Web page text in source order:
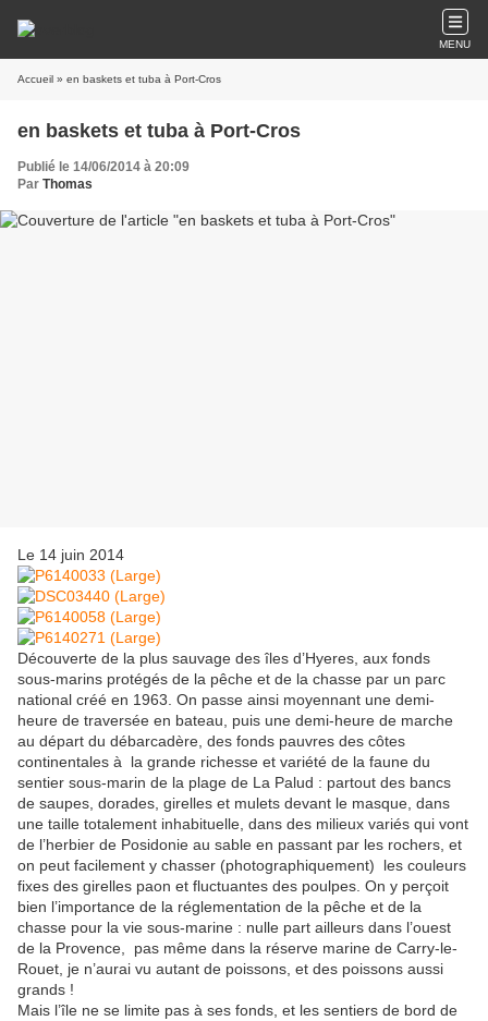
MENU
Accueil » en baskets et tuba à Port-Cros
en baskets et tuba à Port-Cros
Publié le 14/06/2014 à 20:09
Par Thomas
Le 14 juin 2014
Découverte de la plus sauvage des îles d’Hyeres, aux fonds
sous-marins protégés de la pêche et de la chasse par un parc
national créé en 1963. On passe ainsi moyennant une demi-
heure de traversée en bateau, puis une demi-heure de marche
au départ du débarcadère, des fonds pauvres des côtes
continentales à la grande richesse et variété de la faune du
sentier sous-marin de la plage de La Palud : partout des bancs
de saupes, dorades, girelles et mulets devant le masque, dans
une taille totalement inhabituelle, dans des milieux variés qui vont
de l’herbier de Posidonie au sable en passant par les rochers, et
on peut facilement y chasser (photographiquement) les couleurs
fixes des girelles paon et fluctuantes des poulpes. On y perçoit
bien l’importance de la réglementation de la pêche et de la
chasse pour la vie sous-marine : nulle part ailleurs dans l’ouest
de la Provence, pas même dans la réserve marine de Carry-le-
Rouet, je n’aurai vu autant de poissons, et des poissons aussi
grands !
Mais l’île ne se limite pas à ses fonds, et les sentiers de bord de